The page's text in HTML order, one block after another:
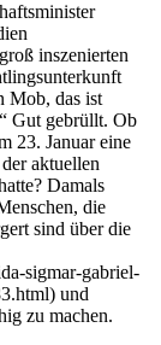
inszenierten
Mob, das ist
Gut gebrüllt. Ob
23. Januar eine
aktuellen
Damals
die
sind über die
sigmar-gabriel-
und
zu machen.